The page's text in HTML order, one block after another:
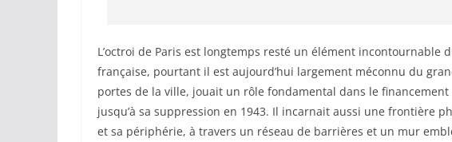
L’octroi de Paris est longtemps resté un élément incontournable
française, pourtant il est aujourd’hui largement méconnu du
portes de la ville, jouait un rôle fondamental dans le financement
jusqu’à sa suppression en 1943. Il incarnait aussi une frontière
et sa périphérie, à travers un réseau de barrières et un mur